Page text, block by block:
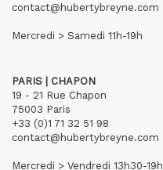
contact@hubertybreyne.com
Mercredi > Samedi 11h-19h
PARIS | CHAPON
19 - 21 Rue Chapon
75003 Paris
+33 (0)1 71 32 51 98
contact@hubertybreyne.com
Mercredi > Vendredi 13h30-19h